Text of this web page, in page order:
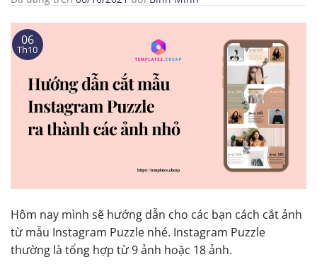
06
Th10
Hôm nay mình sẽ hướng dẫn cho các bạn cách cắt ảnh
từ mẫu Instagram Puzzle nhé. Instagram Puzzle
thường là tổng hợp từ 9 ảnh hoặc 18 ảnh.